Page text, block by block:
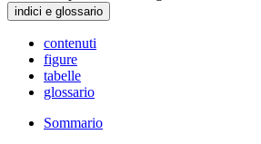
indici e glossario
contenuti
figure
tabelle
glossario
Sommario